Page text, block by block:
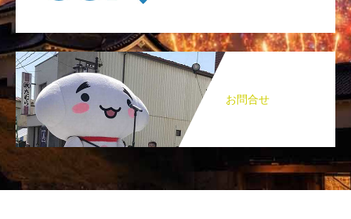
お問合せ